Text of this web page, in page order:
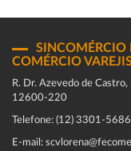
SINCOMÉRCIO
COMÉRCIO
R. Dr. Azevedo de
12600-220
Telefone: (12) 3301-5686
E-mail: